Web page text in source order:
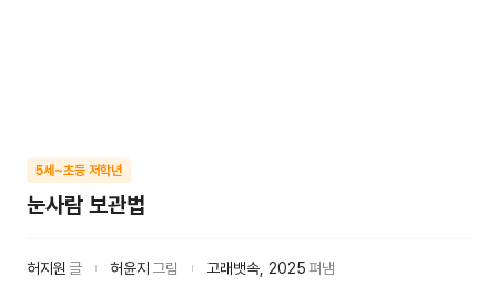
5세~초등 저학년
눈사람 보관법
허지원 글 허윤지 그림 고래뱃속 2025펴냄